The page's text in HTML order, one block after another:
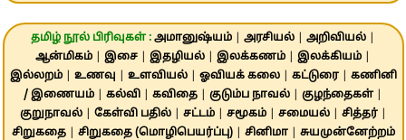
தமிழ் நூல் பிரிவுகள் : அமானுஷ்யம் அரசியல் அறிவியல்
ஆன்மிகம்
இசை இதழியல் இலக்கணம் இலக்கியம்
இல்லறம்| உணவு உளவியல்| ஓவியக் கலை| கட்டுரை| கணினி
/ இணையம்
கல்வி கவிதை குடும்ப நாவல் குழந்தைகள்|
குறுநாவல்| கேள்வி பதில்| சட்டம்| சமூகம்| சமையல்| சித்தர்|
சிறுகதை| சிறுகதை (மொழிபெயர்ப்பு)| சினிமா| சுயமுன்னேற்றம்